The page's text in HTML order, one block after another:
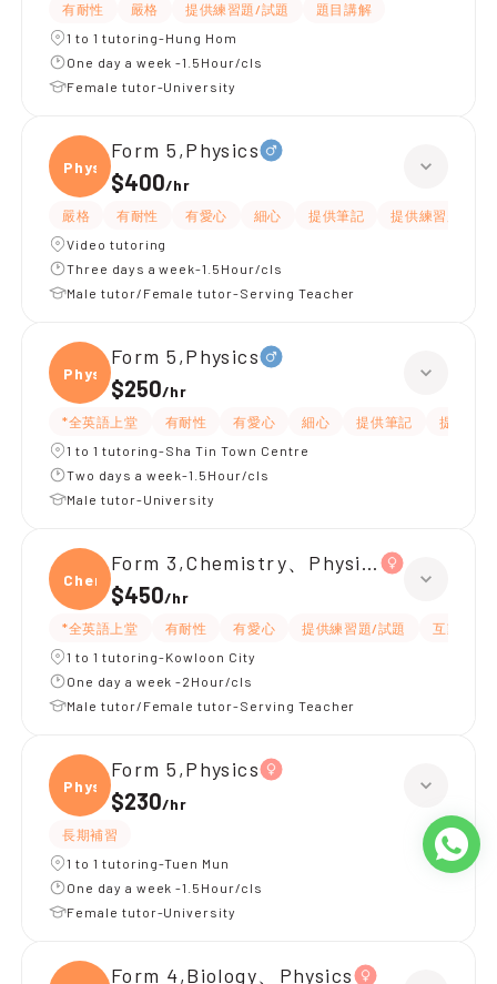
有耐性 嚴格 提供練習題/試題
題目講解
1 to 1 tutoring-Hung Hom
One day a week -1.5Hour/cls
Female tutor-University
Physi
Form 5,Physics
$400/hr
嚴格 有耐性 有愛心 細心 提供筆記
提供練習題/試題
Video tutoring
Three days a week-1.5Hour/cls
Male tutor/Female tutor-Serving Teacher
Physi
Form 5,Physics
$250/hr
*全英語上堂 有耐性 有愛心 細心 提供筆記
提供練
1 to 1 tutoring-Sha Tin Town Centre
Two days a week-1.5Hour/cls
Male tutor-University
Chemi
Form 3,Chemistry、Physics
$450/hr
*全英語上堂 有耐性 有愛心 提供練習題/試題
互動教學
1 to 1 tutoring-Kowloon City
One day a week -2Hour/cls
Male tutor/Female tutor-Serving Teacher
Physi
Form 5,Physics
$230/hr
長期補習
1 to 1 tutoring-Tuen Mun
One day a week -1.5Hour/cls
Female tutor-University
Form 4,Biology、Physics